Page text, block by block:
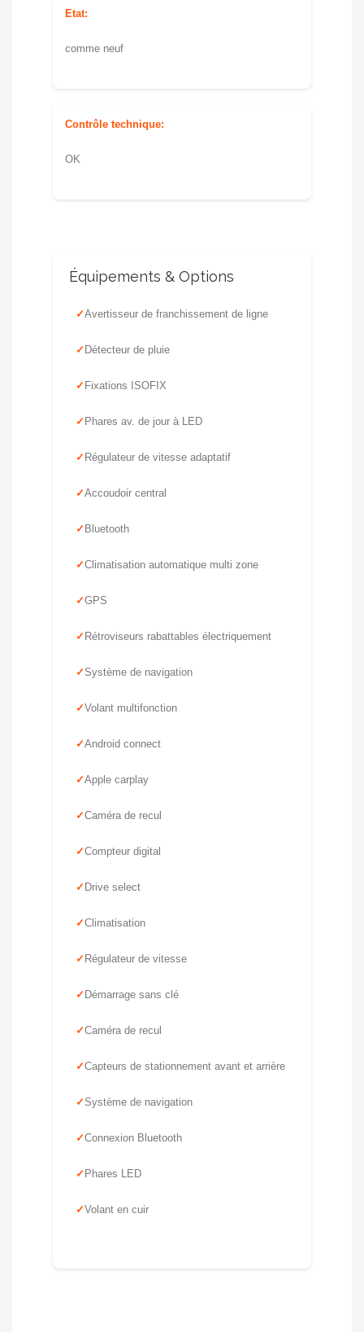
Etat:
comme neuf
Contrôle technique:
OK
Équipements & Options
Avertisseur de franchissement de ligne
Détecteur de pluie
Fixations ISOFIX
Phares av. de jour à LED
Régulateur de vitesse adaptatif
Accoudoir central
Bluetooth
Climatisation automatique multi zone
GPS
Rétroviseurs rabattables électriquement
Système de navigation
Volant multifonction
Android connect
Apple carplay
Caméra de recul
Compteur digital
Drive select
Climatisation
Régulateur de vitesse
Démarrage sans clé
Caméra de recul
Capteurs de stationnement avant et arrière
Système de navigation
Connexion Bluetooth
Phares LED
Volant en cuir